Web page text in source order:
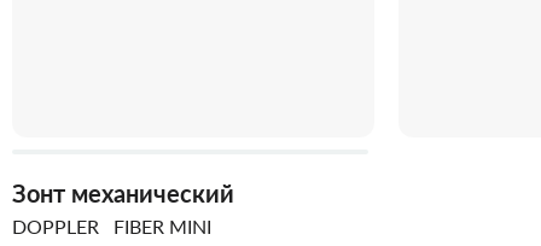
Зонт механический
DOPPLER FIBER MINI